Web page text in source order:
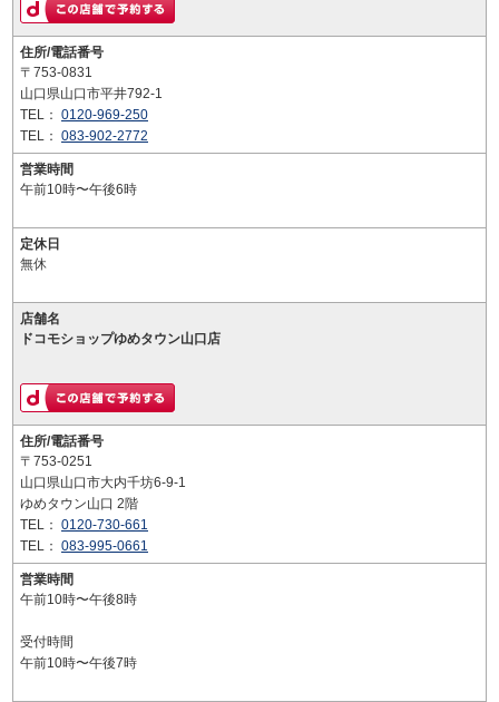
住所/電話番号
〒753-0831
山口県山口市平井792-1
TEL： 0120-969-250
TEL： 083-902-2772
営業時間
午前10時〜午後6時
定休日
無休
店舗名
ドコモショップゆめタウン山口店
住所/電話番号
〒753-0251
山口県山口市大内千坊6-9-1
ゆめタウン山口 2階
TEL： 0120-730-661
TEL： 083-995-0661
営業時間
午前10時〜午後8時
受付時間
午前10時〜午後7時